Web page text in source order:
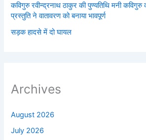
कविगुरु रवीन्द्रनाथ ठाकुर की पुण्यतिथि मनी कविगुरु
प्रस्तुति ने वातावरण को बनाया भावपूर्ण
सड़क हादसे में दो घायल
Archives
August 2026
July 2026